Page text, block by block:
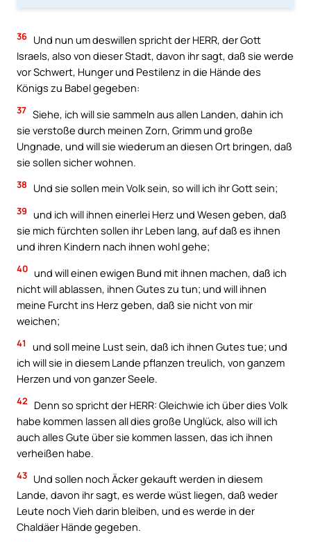
36 Und nun um deswillen spricht der HERR, der Gott
Israels, also von dieser Stadt, davon ihr sagt, daß sie werde
vor Schwert, Hunger und Pestilenz in die Hände des
Königs zu Babel gegeben:
37 Siehe, ich will sie sammeln aus allen Landen, dahin ich
sie verstoße durch meinen Zorn, Grimm und große
Ungnade, und will sie wiederum an diesen Ort bringen, daß
sie sollen sicher wohnen.
38 Und sie sollen mein Volk sein, so will ich ihr Gott sein;
39 und ich will ihnen einerlei Herz und Wesen geben, daß
sie mich fürchten sollen ihr Leben lang, auf daß es ihnen
und ihren Kindern nach ihnen wohl gehe;
40 und will einen ewigen Bund mit ihnen machen, daß ich
nicht will ablassen, ihnen Gutes zu tun; und will ihnen
meine Furcht ins Herz geben, daß sie nicht von mir
weichen;
41
und soll meine Lust sein, daß ich ihnen Gutes tue; und
ich will sie in diesem Lande pflanzen treulich, von ganzem
Herzen und von ganzer Seele.
42
Denn so spricht der HERR: Gleichwie ich über dies Volk
habe kommen lassen all dies große Unglück, also will ich
auch alles Gute über sie kommen lassen, das ich ihnen
verheißen habe.
43 Und sollen noch Äcker gekauft werden in diesem
Lande, davon ihr sagt, es werde wüst liegen, daß weder
Leute noch Vieh darin bleiben, und es werde in der
Chaldäer Hände gegeben.